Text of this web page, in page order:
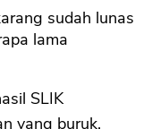
sudah lunas
lama
SLIK
yang buruk,